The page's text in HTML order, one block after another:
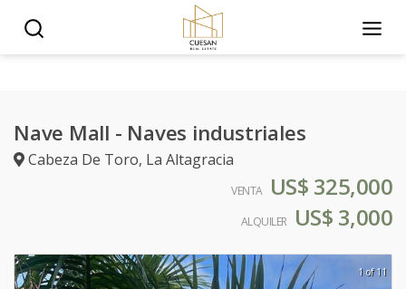
Nave Mall - Naves industriales
Cabeza De Toro, La Altagracia
VENTA US$ 325,000
ALQUILER US$ 3,000
1 of 11